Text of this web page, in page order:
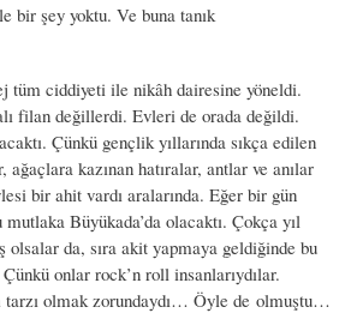
bir şey yoktu. Ve buna tanık
tüm ciddiyeti ile nikâh dairesine yöneldi.
filan değillerdi. Evleri de orada değildi.
Çünkü gençlik yıllarında sıkça edilen
kazınan hatıralar, antlar ve anılar
bir ahit vardı aralarında. Eğer bir gün
Büyükada’da olacaktı. Çokça yıl
olsalar da, sıra akit yapmaya geldiğinde bu
onlar rock’n roll insanlarıydılar.
tarzı olmak zorundaydı… Öyle de olmuştu…